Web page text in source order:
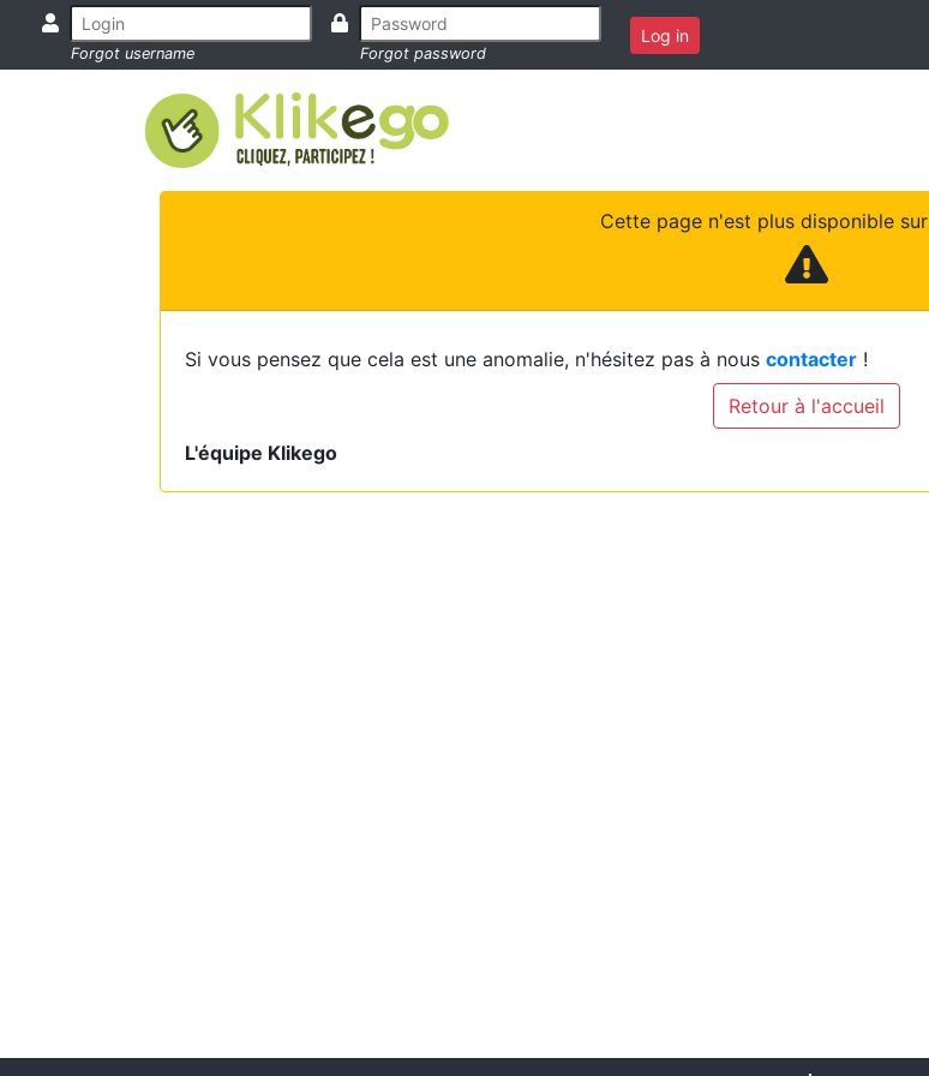
Forgot username Forgot password
Log in
Cette page n'est plus disponible sur
Si vous pensez que cela est une anomalie, n'hésitez pas à nous contacter !
Retour à l'accueil
L'équipe Klikego